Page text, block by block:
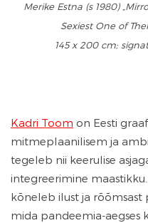
Merike Estna (s 1980)
Sexiest One of
145 x 200 cm;
Kadri Toom on Eesti
mitmeplaanilisem ja
tegeleb nii keerulise
integreerimine maastikku.
kõneleb ilust ja rõõmsast
mida pandeemia-aegses